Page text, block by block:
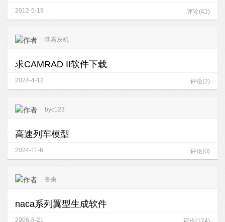
2012-5-19 评论(41)
嘿看灰机
求CAMRAD II软件下载
2024-4-12 评论(2)
byc123
高速列车模型
2024-11-6 评论(0)
鲁秦
naca系列翼型生成软件
2006-8-21